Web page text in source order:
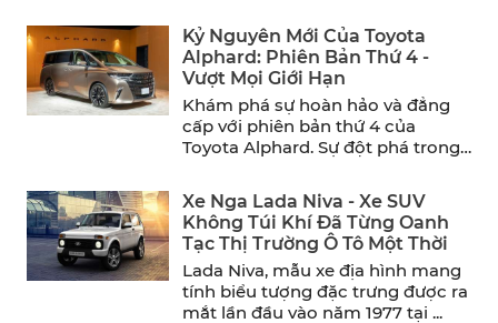
Kỷ Nguyên Mới Của Toyota
Alphard: Phiên Bản Thứ 4 -
Vượt Mọi Giới Hạn
Khám phá sự hoàn hảo và đẳng
cấp với phiên bản thứ 4 của
Toyota Alphard. Sự đột phá trong
Xe Nga Lada Niva - Xe SUV
Không Túi Khí Đã Từng Oanh
Tạc Thị Trường Ô Tô Một Thời
Lada Niva, mẫu xe địa hình mang
tính biểu tượng đặc trưng được ra
mắt lần đầu vào năm 1977 tại ...